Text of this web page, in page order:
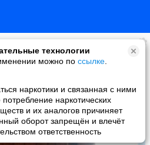
технологии
можно по ссылке
наркотики и связанная с ними
наркотических
и их аналогов причиняет
оборот запрещён и влечёт
ответственность